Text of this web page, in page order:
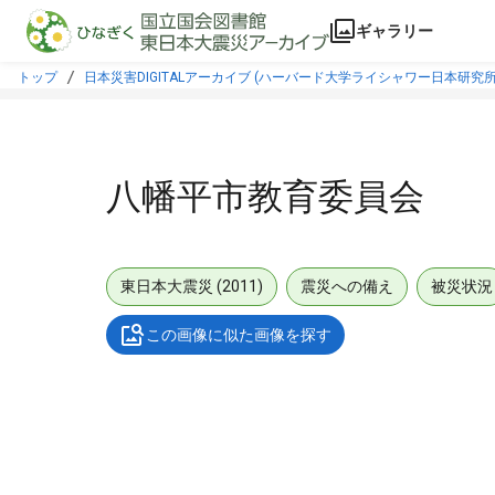
本文に飛ぶ
ギャラリー
トップ 日本災害DIGITALアーカイブ (ハーバード大学ライシャワー日本研究
八幡平市教育委員会
東日本大震災 (2011) 震災への備え 被災状況
この画像に似た画像を探す